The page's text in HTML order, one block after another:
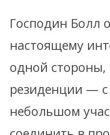
Господин Болл
настоящему
одной
резиденции —
небольшом